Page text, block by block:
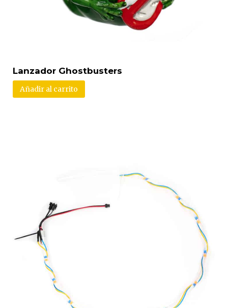
Lanzador Ghostbusters
Añadir al carrito